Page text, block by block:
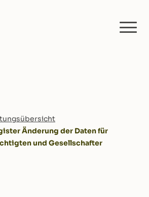
Änderung der Daten für
und Gesellschafter